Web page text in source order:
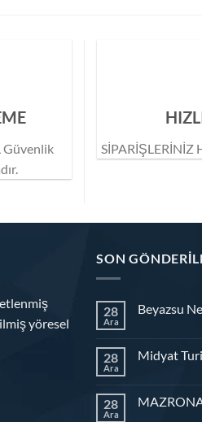
Güvenlik
SİPARİŞLERİNİZ
yöresel
SON
28
Ara
Beyazsu
28
Ara
Midyat
28
Ara